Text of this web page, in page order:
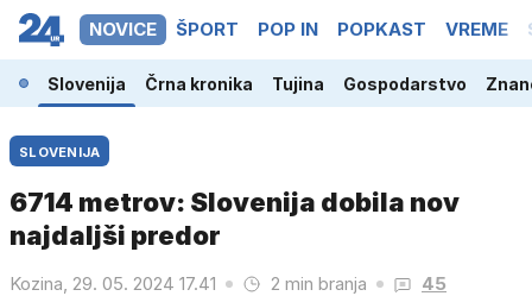
NOVICE ŠPORT POP IN POPKAST VREME
Slovenija Črna kronika Tujina Gospodarstvo
SLOVENIJA
6714 metrov: Slovenija dobila nov
najdaljši predor
Kozina, 29. 05. 2024 17.41 2 min branja 45